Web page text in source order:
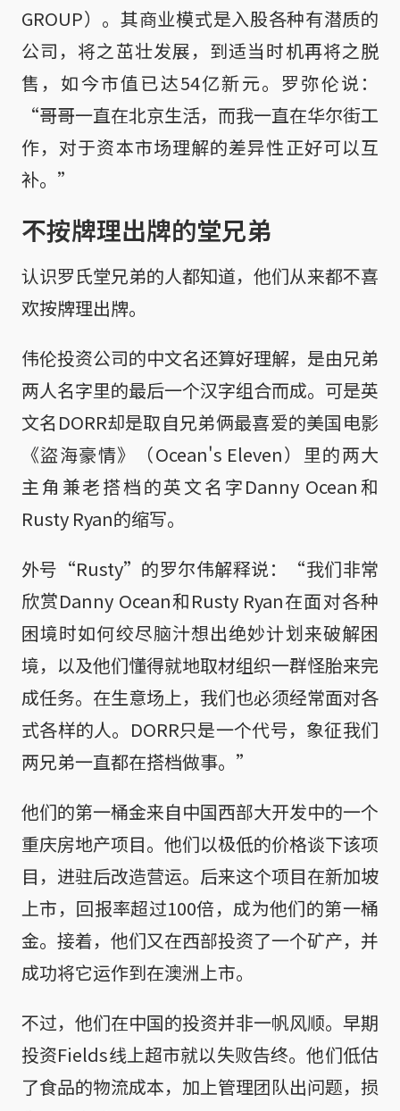
GROUP）。其商业模式是入股各种有潜质的
公司，将之茁壮发展，到适当时机再将之脱
售，如今市值已达54亿新元。罗弥伦说：
“哥哥一直在北京生活，而我一直在华尔街工
作，对于资本市场理解的差异性正好可以互
补。”
不按牌理出牌的堂兄弟
认识罗氏堂兄弟的人都知道，他们从来都不喜
欢按牌理出牌。
伟伦投资公司的中文名还算好理解，是由兄弟
两人名字里的最后一个汉字组合而成。可是英
文名DORR却是取自兄弟俩最喜爱的美国电影
《盜海豪情》（Ocean's Eleven）里的两大
主角兼老搭档的英文名字Danny Ocean和
Rusty Ryan的缩写。
外号“Rusty”的罗尔伟解释说：“我们非常
欣赏Danny Ocean和Rusty Ryan在面对各种
困境时如何绞尽脑汁想出绝妙计划来破解困
境，以及他们懂得就地取材组织一群怪胎来完
成任务。在生意场上，我们也必须经常面对各
式各样的人。DORR只是一个代号，象征我们
两兄弟一直都在搭档做事。”
他们的第一桶金来自中国西部大开发中的一个
重庆房地产项目。他们以极低的价格谈下该项
目，进驻后改造营运。后来这个项目在新加坡
上市，回报率超过100倍，成为他们的第一桶
金。接着，他们又在西部投资了一个矿产，并
成功将它运作到在澳洲上市。
不过，他们在中国的投资并非一帆风顺。早期
投资Fields线上超市就以失败告终。他们低估
了食品的物流成本，加上管理团队出问题，损